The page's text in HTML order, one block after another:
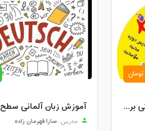
دوره آموزش آنلاین مقدماتی برنامه نویسی گیم میکر کودک و نوجوان (برای نهمین بار) کودک تک آموزش زبان آلمانی سطح a1_1
مدرس: سارا قهرمان زاده